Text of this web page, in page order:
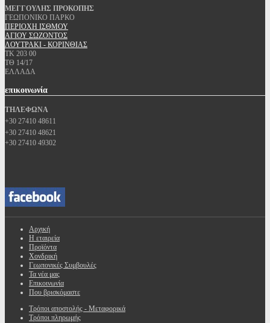
ΜΕΓΓΟΥΛΗΣ ΠΡΟΚΟΠΗΣ
ΓΕΩΠΟΝΙΚΟ ΠΑΡΚΟ
ΠΕΡΙΟΧΗ ΙΣΘΜΟΥ
ΑΓΙΟΥ ΣΩΖΟΝΤΟΣ
ΛΟΥΤΡΑΚΙ - ΚΟΡΙΝΘΙΑΣ
ΤΚ 203 00
ΤΘ 14/17
ΕΛΛΑΔΑ
επικοινωνία
ΤΗΛΕΦΩΝΑ
+30 27410 48611
+30 27410 48621
+30 27410 49302
Αρχική
Η εταιρεία
Προϊόντα
Χονδρική
Γεωπονικές Συμβουλές
Τα νέα μας
Επικοινωνία
Που βρισκόμαστε
Τρόποι αποστολής - Μεταφορικά
Τρόποι πληρωμής